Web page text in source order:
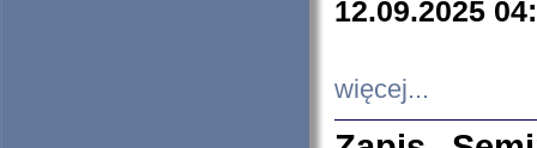
12.09.2025
więcej...